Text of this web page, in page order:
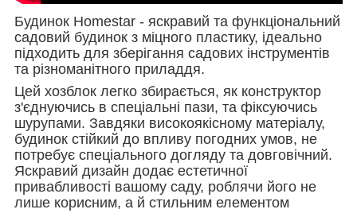
Будинок Homestar - яскравий та функціональний
садовий будинок з міцного пластику, ідеально
підходить для зберігання садових інструментів
та різноманітного приладдя.
Цей хозблок легко збирається, як конструктор
з'єднуючись в спеціальні пази, та фіксуючись
шурупами. Завдяки високоякісному матеріалу,
будинок стійкий до впливу погодних умов, не
потребує спеціального догляду та довговічний.
Яскравий дизайн додає естетичної
привабливості вашому саду, роблячи його не
лише корисним, а й стильним елементом